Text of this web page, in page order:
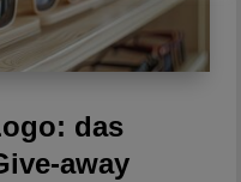
das
away